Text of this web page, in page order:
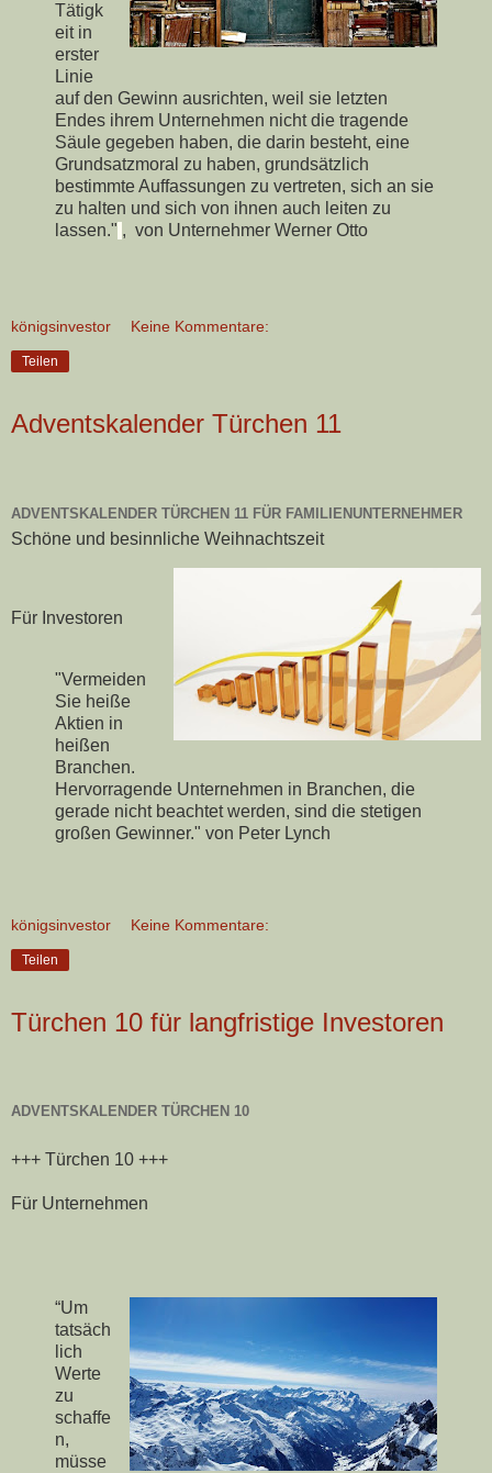
Tätigk
eit in
erster
Linie
auf den Gewinn ausrichten, weil sie letzten
Endes ihrem Unternehmen nicht die tragende
Säule gegeben haben, die darin besteht, eine
Grundsatzmoral zu haben, grundsätzlich
bestimmte Auffassungen zu vertreten, sich an sie
zu halten und sich von ihnen auch leiten zu
lassen." , von Unternehmer Werner Otto
königsinvestor Keine Kommentare:
Teilen
Adventskalender Türchen 11
ADVENTSKALENDER TÜRCHEN 11 FÜR FAMILIENUNTERNEHMER
Schöne und besinnliche Weihnachtszeit
Für Investoren
"Vermeiden
Sie heiße
Aktien in
heißen
Branchen.
Hervorragende Unternehmen in Branchen, die
gerade nicht beachtet werden, sind die stetigen
großen Gewinner." von Peter Lynch
königsinvestor Keine Kommentare:
Teilen
Türchen 10 für langfristige Investoren
ADVENTSKALENDER TÜRCHEN 10
+++ Türchen 10 +++
Für Unternehmen
“Um
tatsäch
lich
Werte
zu
schaffe
n,
müsse